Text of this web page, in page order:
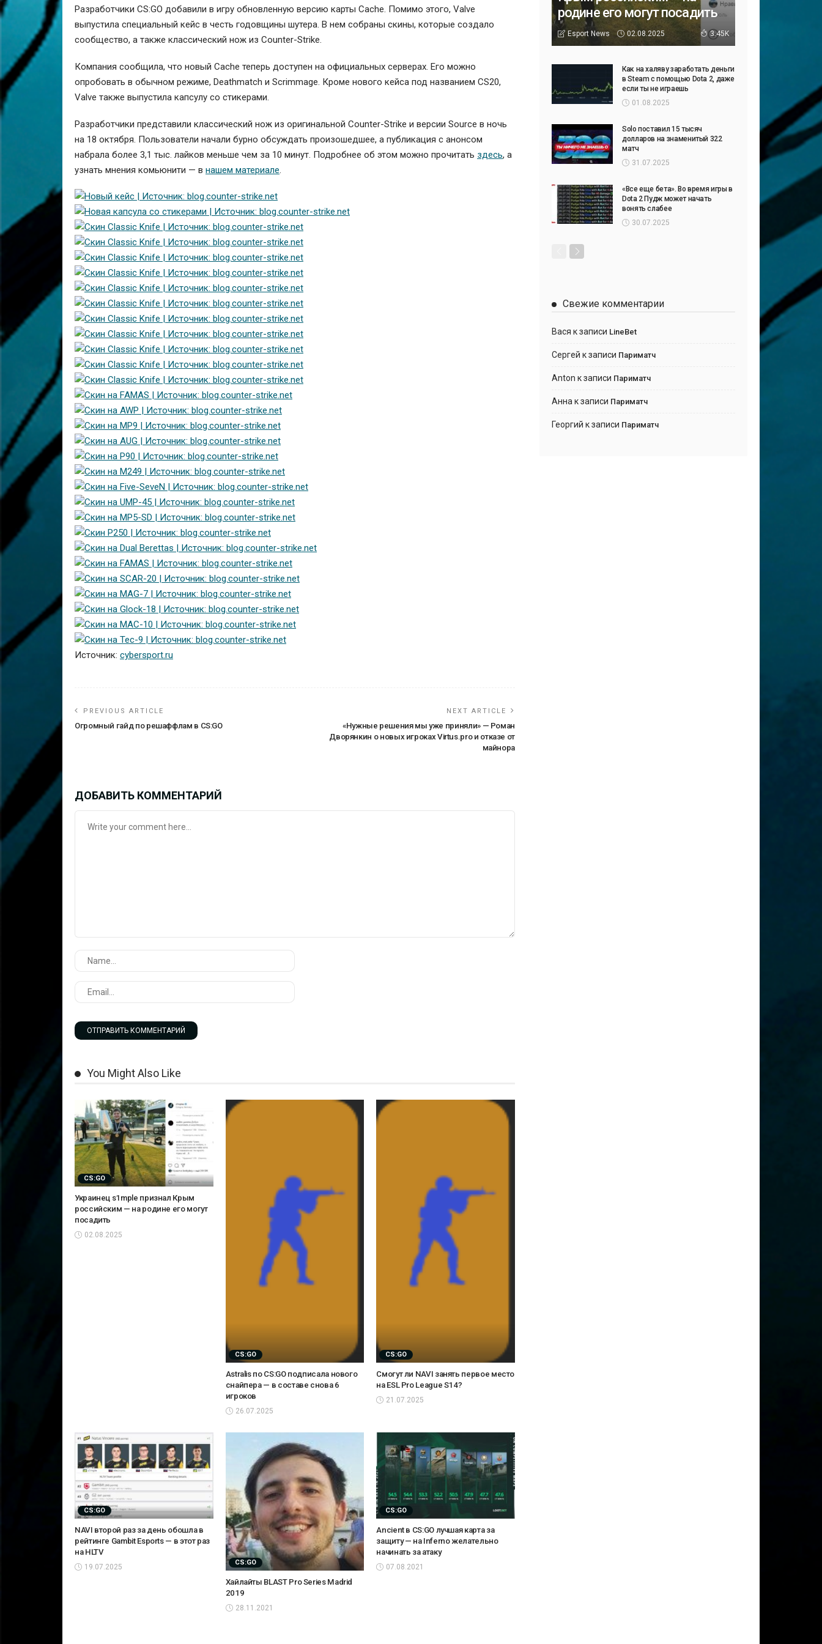
Разработчики CS:GO добавили в игру обновленную версию карты Cache. Помимо этого, Valve
выпустила специальный кейс в честь годовщины шутера. В нем собраны скины, которые создало
сообщество, а также классический нож из Counter-Strike.
Компания сообщила, что новый Cache теперь доступен на официальных серверах. Его можно
опробовать в обычном режиме, Deathmatch и Scrimmage. Кроме нового кейса под названием CS20,
Valve также выпустила капсулу со стикерами.
Разработчики представили классический нож из оригинальной Counter-Strike и версии Source в ночь
на 18 октября. Пользователи начали бурно обсуждать произошедшее, а публикация с анонсом
набрала более 3,1 тыс. лайков меньше чем за 10 минут. Подробнее об этом можно прочитать здесь, а
узнать мнения комьюнити — в нашем материале.
Источник: cybersport.ru
PREVIOUS ARTICLE
Огромный гайд по решаффлам в CS:GO
NEXT ARTICLE
«Нужные решения мы уже приняли» — Роман
Дворянкин о новых игроках Virtus.pro и отказе от
майнора
ДОБАВИТЬ КОММЕНТАРИЙ
You Might Also Like
CS:GO
Украинец s1mple признал Крым
российским — на родине его могут
посадить
02.08.2025
CS:GO
Astralis по CS:GO подписала нового
снайпера — в составе снова 6
игроков
26.07.2025
CS:GO
Смогут ли NAVI занять первое место
на ESL Pro League S14?
21.07.2025
CS:GO
NAVI второй раз за день обошла в
рейтинге Gambit Esports — в этот раз
на HLTV
19.07.2025
CS:GO
Хайлайты BLAST Pro Series Madrid
2019
28.11.2021
CS:GO
Ancient в CS:GO лучшая карта за
защиту — на Inferno желательно
начинать за атаку
07.08.2021
родине его могут посадить
Esport News 02.08.2025 3.45K
Как на халяву заработать деньги
в Steam с помощью Dota 2, даже
если ты не играешь
01.08.2025
Solo поставил 15 тысяч
долларов на знаменитый 322
матч
31.07.2025
«Все еще бета». Во время игры в
Dota 2 Пудж может начать
вонять слабее
30.07.2025
Свежие комментарии
Вася к записи LineBet
Сергей к записи Париматч
Anton к записи Париматч
Анна к записи Париматч
Георгий к записи Париматч